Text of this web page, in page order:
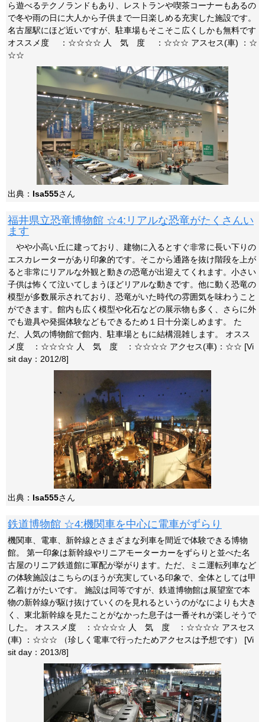
ら遊べるテクノランドもあり、レストランや喫茶コーナーもあるの
で冬や雨の日に大人から子供まで一日楽しめる充実した施設です。
名古屋駅にほど近いですが、駐車場もそこそこ広くしかも無料です
オススメ度 ：☆☆☆☆ 人 気 度 ：☆☆☆ アスセス(車) ：☆
☆☆
出典： Isa555さん
福井県立恐竜博物館 ☆4:リアルな恐竜がたくさんい
ます
やや小高い丘に建っており、建物に入るとすぐ非常に長い下りの
エスカレーターがあり印象的です。そこから通路を抜け階段を上が
ると非常にリアルな外観と動きの恐竜が出迎えてくれます。小さい
子供は怖くて泣いてしまうほどリアルな動きです。他に動く恐竜の
模型が多数展示されており、恐竜がいた時代の雰囲気を味わうこと
ができます。館内も広く模型や化石などの展示物も多く、さらに外
でも遊具や発掘体験などもできるため１日十分楽しめます。 た
だ、人気の博物館で館内、駐車場ともに結構混雑します。 オスス
メ度 ：☆☆☆☆ 人 気 度 ：☆☆☆☆ アクセス(車)：☆☆ [Vi
sit day：2012/8]
出典： Isa555さん
鉄道博物館 ☆4:機関車を中心に電車がずらり
機関車、電車、新幹線とさまざまな列車を間近で体験できる博物
館。 第一印象は新幹線やリニアモーターカーをずらりと並べた名
古屋のリニア鉄道館に軍配が挙がります。ただ、ミニ運転列車など
の体験施設はこちらのほうが充実している印象で、全体としては甲
乙着けがたいです。 施設は同等ですが、鉄道博物館は展望室で本
物の新幹線が駆け抜けていくのを見れるというのがなによりも大き
く、東北新幹線を見たことがなかった息子は一番それが楽しそうで
した。 オススメ度 ：☆☆☆☆ 人 気 度 ：☆☆☆☆ アスセス
(車) ：☆☆☆ （珍しく電車で行ったためアクセスは予想です） [Vi
sit day：2013/8]